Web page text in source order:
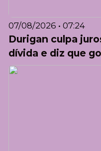
07/08/2026 • 07:24
Durigan culpa
dívida e diz que